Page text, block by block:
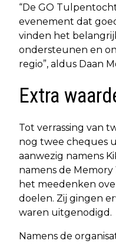
“De GO
evenement dat
vinden het
ondersteunen en
regio”, aldus Daan
Extra
Tot verrassing van
nog twee cheques
aanwezig namens
namens de
het meedenken
doelen. Zij gingen
waren uitgenodigd.
Namens de